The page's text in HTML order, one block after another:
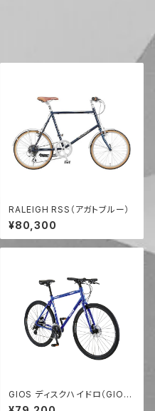
RALEIGH RSS（アガトブルー）
¥80,300
GIOS ディスクハイドロ（GIOS
BLUE）